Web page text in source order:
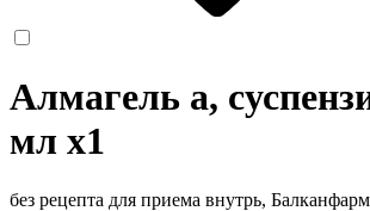
Алмагель а,
мл x1
без рецепта для приема внутрь,